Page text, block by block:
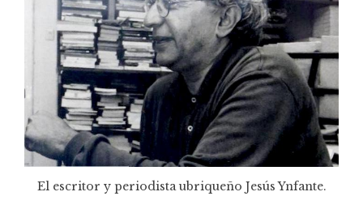
El escritor y periodista ubriqueño Jesús Ynfante.